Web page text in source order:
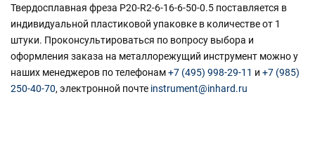
Твердосплавная фреза P20-R2-6-16-6-50-0.5 поставляется в
индивидуальной пластиковой упаковке в количестве от 1
штуки. Проконсультироваться по вопросу выбора и
оформления заказа на металлорежущий инструмент можно у
наших менеджеров по телефонам+7 (495) 998-29-11 и +7 (985)
250-40-70, электронной почте instrument@inhard.ru